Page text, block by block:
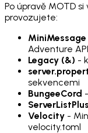
Po úpravě MOTD
provozujete:
MiniMessage
Adventure API
Legacy (&) -
sekvencemi
BungeeCord
ServerListPlus
Velocity -
velocity.toml